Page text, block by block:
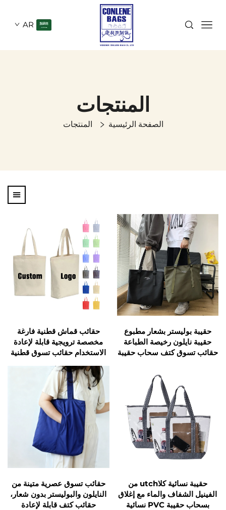
AR
المنتجات
الصفحة الرئيسية المنتجات
حقيبة بوليستر بشعار مطبوع
حقيبة نايلون رخيصة الطباعة
حقائب تسوق كتف سحاب حقيبة
الاستخدام
حقائب قماش قطنية فارغة
مخصصة ترويجية قابلة لإعادة
الاستخدام حقائب تسوق قطنية
حقيبة نسائية كلاutch من
الفينيل الشفاف والماء مع إغلاق
بسحاب حقيبة PVC نسائية
حقائب تسوق عصرية متينة من
النايلون والبوليستر بدون شعار،
حقائب كتف قابلة لإعادة